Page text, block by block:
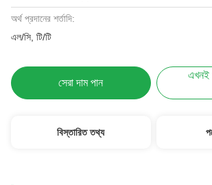
অর্থ প্রদানের শর্তাদি:
এল/সি, টি/টি
সেরা দাম পান
এখনই
বিস্তারিত তথ্য